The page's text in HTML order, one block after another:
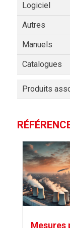
Logiciel
Autres
Manuels
Catalogues
Produits
Mesures